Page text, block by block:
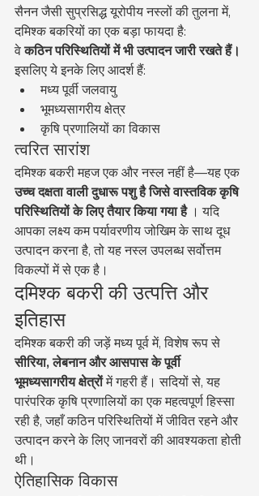
सैनन जैसी सुप्रसिद्ध यूरोपीय नस्लों की तुलना में,
दमिश्क बकरियों का एक बड़ा फायदा है:
वे कठिन परिस्थितियों में भी उत्पादन जारी रखते हैं।
इसलिए ये इनके लिए आदर्श हैं:
मध्य पूर्वी जलवायु
भूमध्यसागरीय क्षेत्र
कृषि प्रणालियों का विकास
त्वरित सारांश
दमिश्क बकरी महज एक और नस्ल नहीं है—यह एक
उच्च दक्षता वाली दुधारू पशु है जिसे वास्तविक कृषि
परिस्थितियों के लिए तैयार किया गया है । यदि
आपका लक्ष्य कम पर्यावरणीय जोखिम के साथ दूध
उत्पादन करना है, तो यह नस्ल उपलब्ध सर्वोत्तम
विकल्पों में से एक है।
दमिश्क बकरी की उत्पत्ति और
इतिहास
दमिश्क बकरी की जड़ें मध्य पूर्व में, विशेष रूप से
सीरिया, लेबनान और आसपास के पूर्वी
भूमध्यसागरीय क्षेत्रों में गहरी हैं। सदियों से, यह
पारंपरिक कृषि प्रणालियों का एक महत्वपूर्ण हिस्सा
रही है, जहाँ कठिन परिस्थितियों में जीवित रहने और
उत्पादन करने के लिए जानवरों की आवश्यकता होती
थी।
ऐतिहासिक विकास